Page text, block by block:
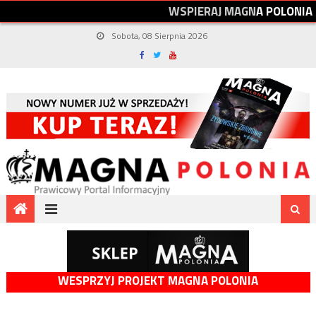
WSPIERAJMAGNAPOLONIA
Sobota, 08 Sierpnia 2026
WESPRZYJ PROJEKT MAGNA POLONIA